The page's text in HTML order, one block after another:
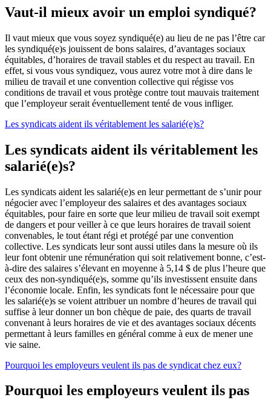
Vaut-il mieux avoir un emploi syndiqué?
Il vaut mieux que vous soyez syndiqué(e) au lieu de ne pas l’être car
les syndiqué(e)s jouissent de bons salaires, d’avantages sociaux
équitables, d’horaires de travail stables et du respect au travail. En
effet, si vous vous syndiquez, vous aurez votre mot à dire dans le
milieu de travail et une convention collective qui régisse vos
conditions de travail et vous protège contre tout mauvais traitement
que l’employeur serait éventuellement tenté de vous infliger.
Les syndicats aident ils véritablement les salarié(e)s?
Les syndicats aident ils véritablement les
salarié(e)s?
Les syndicats aident les salarié(e)s en leur permettant de s’unir pour
négocier avec l’employeur des salaires et des avantages sociaux
équitables, pour faire en sorte que leur milieu de travail soit exempt
de dangers et pour veiller à ce que leurs horaires de travail soient
convenables, le tout étant régi et protégé par une convention
collective. Les syndicats leur sont aussi utiles dans la mesure où ils
leur font obtenir une rémunération qui soit relativement bonne, c’est-
à-dire des salaires s’élevant en moyenne à 5,14 $ de plus l’heure que
ceux des non-syndiqué(e)s, somme qu’ils investissent ensuite dans
l’économie locale. Enfin, les syndicats font le nécessaire pour que
les salarié(e)s se voient attribuer un nombre d’heures de travail qui
suffise à leur donner un bon chèque de paie, des quarts de travail
convenant à leurs horaires de vie et des avantages sociaux décents
permettant à leurs familles en général comme à eux de mener une
vie saine.
Pourquoi les employeurs veulent ils pas de syndicat chez eux?
Pourquoi les employeurs veulent ils pas